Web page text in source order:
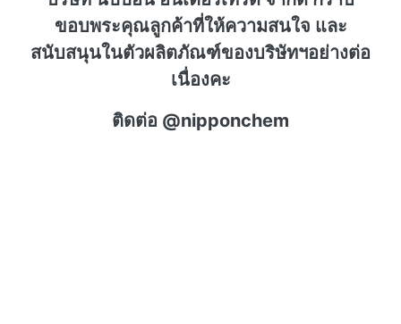
ขอบพระคุณลูกค้าที่ให้ความสนใจ และ
สนับสนุนในตัวผลิตภัณฑ์ของบริษัทฯอย่างต่อ
เนื่องคะ
ติดต่อ @nipponchem